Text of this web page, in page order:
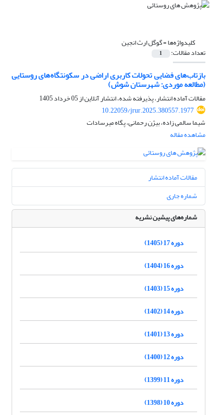
کلیدواژه‌ها =گوگل ارث انجین
تعداد مقالات: 1
بازتاب‌های فضایی تحولات کاربری اراضی در سکونتگاه‌های روستایی
(مطالعه موردی: شهرستان شوش)
مقالات آماده انتشار، پذیرفته شده، انتشار آنلاین از05 خرداد 1405
10.22059/jrur.2025.380557.1977
شیما سالمی زاده، بیژن رحمانی، پگاه میرسادات
مشاهده مقاله
مقالات آماده انتشار
شماره جاری
شماره‌های پیشین نشریه
دوره 17 (1405)
دوره 16 (1404)
دوره 15 (1403)
دوره 14 (1402)
دوره 13 (1401)
دوره 12 (1400)
دوره 11 (1399)
دوره 10 (1398)